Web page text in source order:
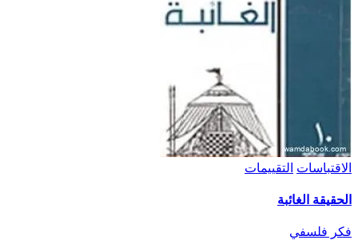
الاقتباسات التقييمات
الحقيقة الغائبة
فكر فلسفي